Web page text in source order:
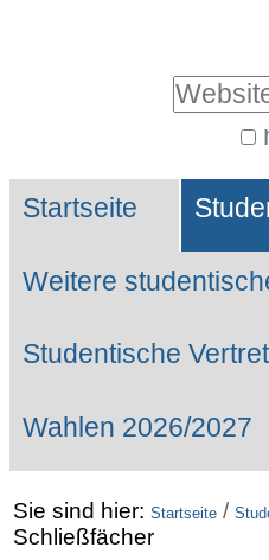
Website
Suche…
Sektionen
Startseite
Weitere
Studentische
Wahlen 2026/2027
Sie sind hier: Startseite /
Schließfächer